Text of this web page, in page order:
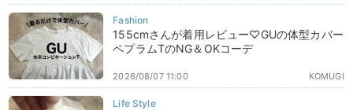
155cmさんが着用レビュー♡GUの体型カバー
ペプラムTのNG＆OKコーデ
KOMUGI
2026/08/07 11:00